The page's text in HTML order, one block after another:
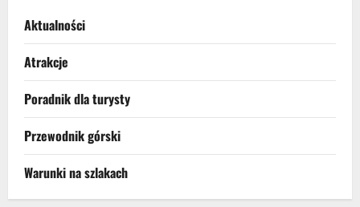
Aktualności
Atrakcje
Poradnik dla turysty
Przewodnik górski
Warunki na szlakach